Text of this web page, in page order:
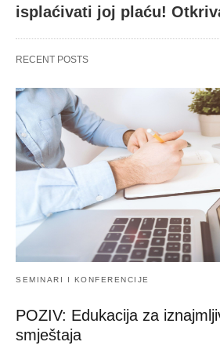
isplaćivati joj plaću!
RECENT POSTS
SEMINARI I KONFERENCIJE
POZIV: Edukacija za
smještaja